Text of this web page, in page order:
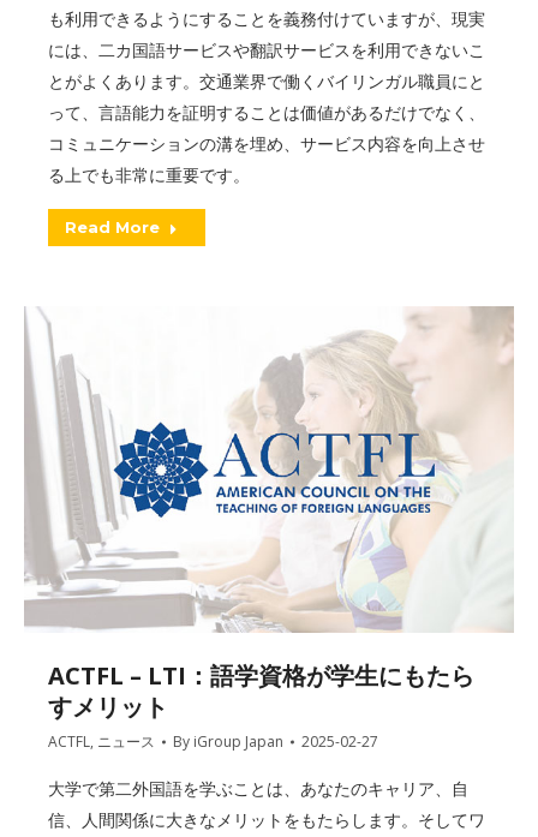
も利用できるようにすることを義務付けていますが、現実
には、二カ国語サービスや翻訳サービスを利用できないこ
とがよくあります。交通業界で働くバイリンガル職員にと
って、言語能力を証明することは価値があるだけでなく、
コミュニケーションの溝を埋め、サービス内容を向上させ
る上でも非常に重要です。
Read More
ACTFL – LTI：語学資格が学生にもたら
すメリット
ACTFL, ニュース By iGroup Japan 2025-02-27
大学で第二外国語を学ぶことは、あなたのキャリア、自
信、人間関係に大きなメリットをもたらします。そしてワ